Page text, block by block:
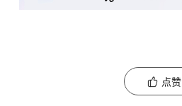
点赞